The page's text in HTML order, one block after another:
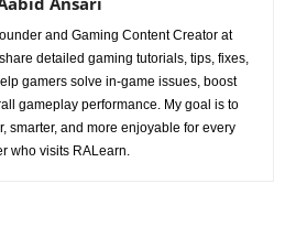
and Gaming Content Creator at
detailed gaming tutorials, tips, fixes,
gamers solve in-game issues, boost
gameplay performance. My goal is to
smarter, and more enjoyable for every
who visits RALearn.